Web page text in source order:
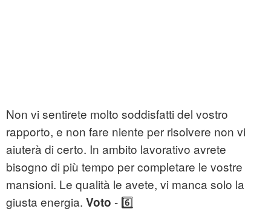
Non vi sentirete molto soddisfatti del vostro
rapporto, e non fare niente per risolvere non vi
aiuterà di certo. In ambito lavorativo avrete
bisogno di più tempo per completare le vostre
mansioni. Le qualità le avete, vi manca solo la
giusta energia. Voto - 6️⃣